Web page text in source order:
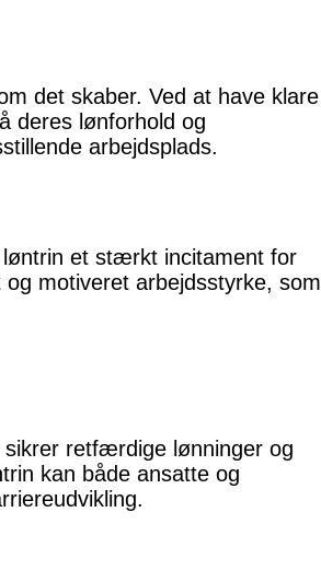
det skaber. Ved at have klare
deres lønforhold og
arbejdsplads.
løntrin et stærkt incitament for
motiveret arbejdsstyrke, som
retfærdige lønninger og
kan både ansatte og